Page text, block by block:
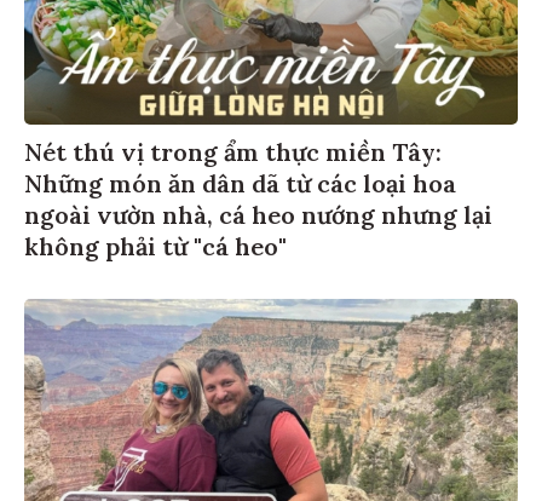
Nét thú vị trong ẩm thực miền Tây:
Những món ăn dân dã từ các loại hoa
ngoài vườn nhà, cá heo nướng nhưng lại
không phải từ "cá heo"